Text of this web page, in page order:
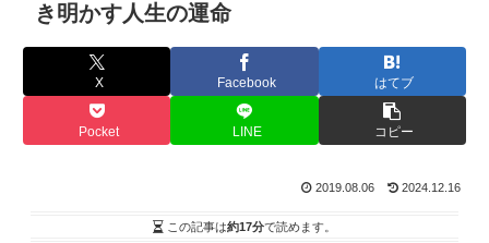
き明かす人生の運命
X Facebook はてブ
Pocket LINE コピー
2019.08.06 2024.12.16
この記事は約17分で読めます。